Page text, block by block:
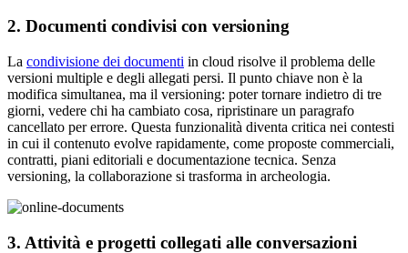
2. Documenti condivisi con versioning
La condivisione dei documenti in cloud risolve il problema delle
versioni multiple e degli allegati persi. Il punto chiave non è la
modifica simultanea, ma il versioning: poter tornare indietro di tre
giorni, vedere chi ha cambiato cosa, ripristinare un paragrafo
cancellato per errore. Questa funzionalità diventa critica nei contesti
in cui il contenuto evolve rapidamente, come proposte commerciali,
contratti, piani editoriali e documentazione tecnica. Senza
versioning, la collaborazione si trasforma in archeologia.
3. Attività e progetti collegati alle conversazioni